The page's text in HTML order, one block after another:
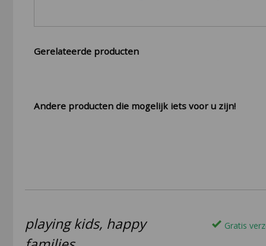
Gerelateerde producten
Andere producten die mogelijk iets voor u zijn!
playing kids, happy
Gratis